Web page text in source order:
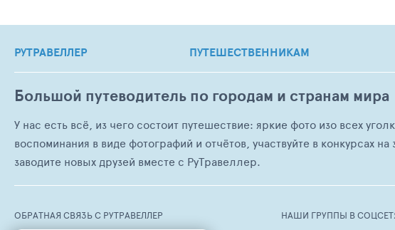
РУТРАВЕЛЛЕР ПУТЕШЕСТВЕННИКАМ
Большой путеводитель по городам и странам мира
У нас есть всё, из чего состоит путешествие: яркие фото изо всех
воспоминания в виде фотографий и отчётов, участвуйте в конкурсах
заводите новых друзей вместе с РуТравеллер.
ОБРАТНАЯ СВЯЗЬ С РУТРАВЕЛЛЕР НАШИ ГРУППЫ В